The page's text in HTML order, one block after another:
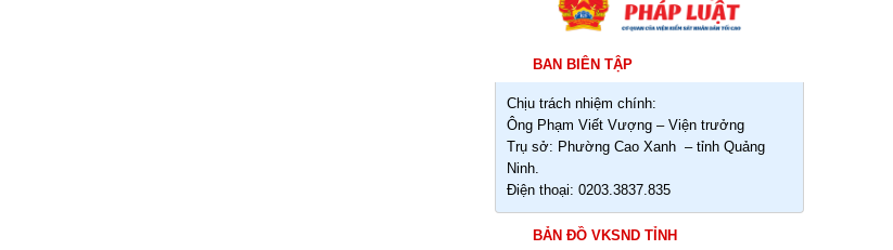
BAN BIÊN TẬP
Chịu trách nhiệm chính:
Ông Phạm Viết Vượng – Viện trưởng
Trụ sở: Phường Cao Xanh – tỉnh Quảng
Ninh.
Điện thoại: 0203.3837.835
BẢN ĐỒ VKSND TỈNH